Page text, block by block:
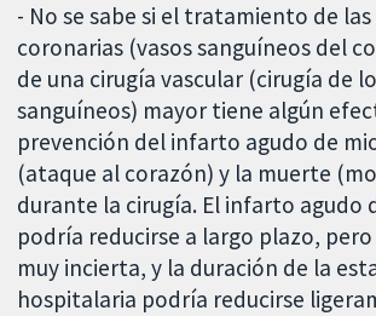
- No se sabe si el tratamiento de
coronarias (vasos sanguíneos del
de una cirugía vascular (cirugía de
sanguíneos) mayor tiene algún
prevención del infarto agudo de
(ataque al corazón) y la muerte
durante la cirugía. El infarto agudo
podría reducirse a largo plazo,
muy incierta, y la duración de la
hospitalaria podría reducirse